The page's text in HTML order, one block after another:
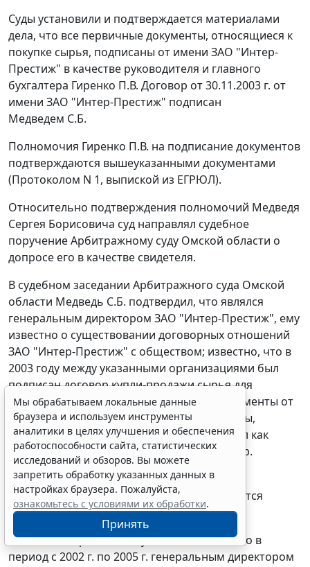
Суды установили и подтверждается материалами
дела, что все первичные документы, относящиеся к
покупке сырья, подписаны от имени ЗАО "Интер-
Престиж" в качестве руководителя и главного
бухгалтера Гиренко П.В. Договор от 30.11.2003 г. от
имени ЗАО "Интер-Престиж" подписан
Медведем С.Б.
Полномочия Гиренко П.В. на подписание документов
подтверждаются вышеуказанными документами
(Протоколом N 1, выпиской из ЕГРЮЛ).
Относительно подтверждения полномочий Медведя
Сергея Борисовича суд направлял судебное
поручение Арбитражному суду Омской области о
допросе его в качестве свидетеля.
В судебном заседании Арбитражного суда Омской
области Медведь С.Б. подтвердил, что являлся
генеральным директором ЗАО "Интер-Престиж", ему
известно о существовании договорных отношений
ЗАО "Интер-Престиж" с обществом; известно, что в
2003 году между указанными организациями был
подписан договор купли-продажи сырья для
производства технического углерода; документы от
имени ЗАО "Интер-Престиж" (счета-фактуры,
товарные накладные, счета) он подписывал как
генеральный директор и главный бухгалтер.
Таким образом, вывод судов о подписании
документов уполномоченным лицом является
правильным.
Налоговый орган также указывает на то, что в
период с 2002 г. по 2005 г. генеральным директором
Мы обрабатываем локальные данные
браузера и используем инструменты
аналитики в целях улучшения и обеспечения
работоспособности сайта, статистических
исследований и обзоров. Вы можете
запретить обработку указанных данных в
настройках браузера. Пожалуйста,
ознакомьтесь с условиями их обработки.
Принять